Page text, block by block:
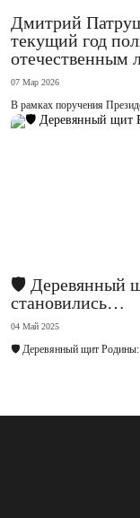
Дмитрий
текущий год
отечественным
07 Мар 2026
В рамках поручения
🛡 Деревянный
становились…
04 Май 2025
🛡 Деревянный щит Родины: